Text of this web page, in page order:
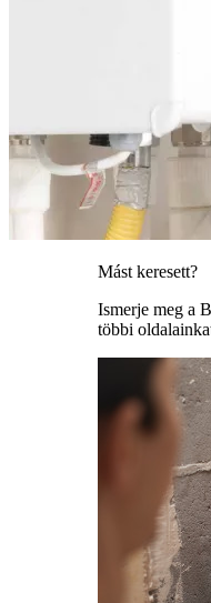
Mást keresett?
Ismerje meg a
többi